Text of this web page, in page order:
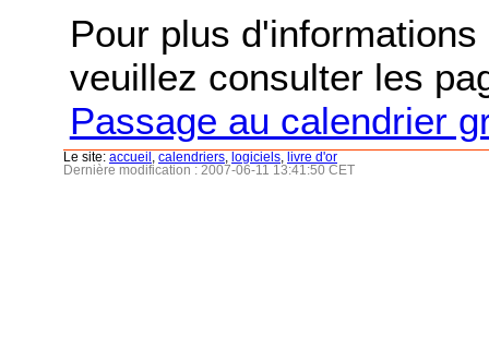
Pour plus
veuillez consulter les
Passage au calendrier
Le site: accueil calendriers logiciels
livre d'or
Dernière modification : 2007-06-11 13:41:50 CET